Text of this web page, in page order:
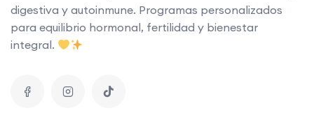
digestiva y autoinmune. Programas personalizados
para equilibrio hormonal, fertilidad y bienestar
integral.